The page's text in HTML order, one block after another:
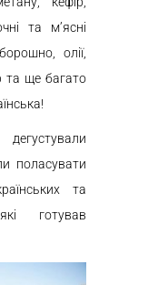
та м’ясні
олії,
та ще багато
поласувати
та
готував